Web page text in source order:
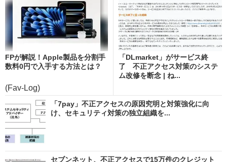
FPが解説！Apple製品を分割手
数料0円で入手する方法とは？
(Fav-Log)
「DLmarket」がサービス終
了 不正アクセス対策のシステ
ム改修を断念 | ね...
「7pay」不正アクセスの原因究明と対策強化に向
け、セキュリティ対策の独立組織を...
セブンネット、不正アクセスで15万件のクレジット